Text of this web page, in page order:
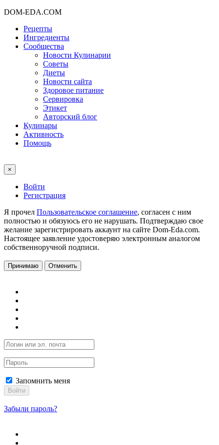
DOM-EDA.COM
Рецепты
Ингредиенты
Сообщества
Новости Кулинарии
Советы
Диеты
Новости сайта
Здоровое питание
Сервировка
Этикет
Авторский блог
Кулинары
Активность
Помощь
×
Войти
Регистрация
Я прочел Пользовательское соглашение, согласен с ним
полностью и обязуюсь его не нарушать. Подтверждаю свое
желание зарегистрировать аккаунт на сайте Dom-Eda.com.
Настоящее заявление удостоверяю электронным аналогом
собственноручной подписи.
Принимаю Отменить
Запомнить меня
Войти
Забыли пароль?